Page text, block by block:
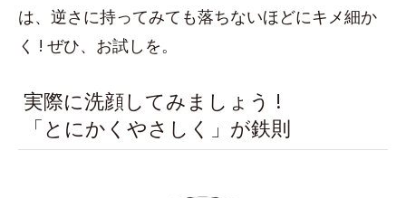
は、逆さに持ってみても落ちないほどにキメ細か
く ! ぜひ、お試しを。
実際に洗顔してみましょう !
「とにかくやさしく」が鉄則